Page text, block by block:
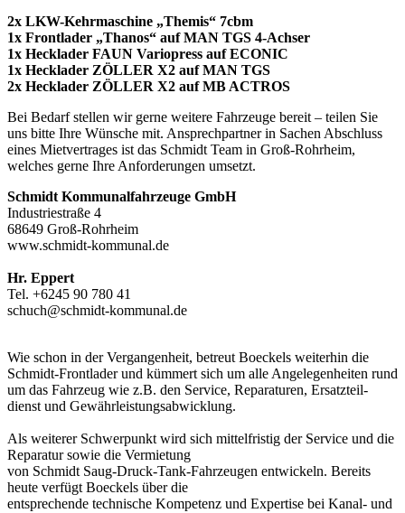
2x LKW-Kehrmaschine „Themis“ 7cbm
1x Frontlader „Thanos“ auf MAN TGS 4-Achser
1x Hecklader FAUN Variopress auf ECONIC
1x Hecklader ZÖLLER X2 auf MAN TGS
2x Hecklader ZÖLLER X2 auf MB ACTROS
Bei Bedarf stellen wir gerne weitere Fahrzeuge bereit – teilen Sie
uns bitte Ihre Wünsche mit. Ansprechpartner in Sachen Abschluss
eines Mietvertrages ist das Schmidt Team in Groß-Rohrheim,
welches gerne Ihre Anforderungen umsetzt.
Schmidt Kommunalfahrzeuge GmbH
Industriestraße 4
68649 Groß-Rohrheim
www.schmidt-kommunal.de
Hr. Eppert
Tel. +6245 90 780 41
schuch@schmidt-kommunal.de
Wie schon in der Vergangenheit, betreut Boeckels weiterhin die
Schmidt-Frontlader und kümmert sich um alle Angelegenheiten rund
um das Fahrzeug wie z.B. den Service, Reparaturen, Ersatzteil-
dienst und Gewährleistungsabwicklung.
Als weiterer Schwerpunkt wird sich mittelfristig der Service und die
Reparatur sowie die Vermietung
von Schmidt Saug-Druck-Tank-Fahrzeugen entwickeln. Bereits
heute verfügt Boeckels über die
entsprechende technische Kompetenz und Expertise bei Kanal- und